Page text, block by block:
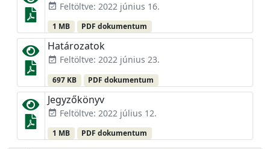
event_available Feltöltve: 2022 június 16.
1 MB PDF dokumentum
Határozatok
event_available Feltöltve: 2022 június 23.
697 KB PDF dokumentum
Jegyzőkönyv
event_available Feltöltve: 2022 július 12.
1 MB PDF dokumentum